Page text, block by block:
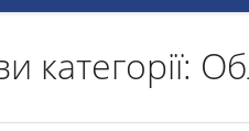
категорії: